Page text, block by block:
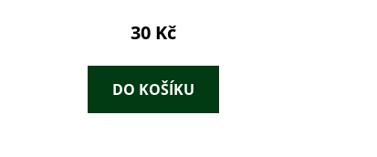
30 Kč
DO KOŠÍKU